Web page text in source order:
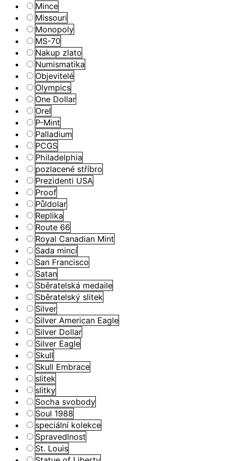
Mince
Missouri
Monopoly
MS-70
Nakup zlato
Numismatika
Objevitelé
Olympics
One Dollar
Orel
P-Mint
Palladium
PCGS
Philadelphia
pozlacené stříbro
Prezidenti USA
Proof
Půldolar
Replika
Route 66
Royal Canadian Mint
Sada mincí
San Francisco
Satan
Sběratelská medaile
Sběratelský slitek
Silver
Silver American Eagle
Silver Dollar
Silver Eagle
Skull
Skull Embrace
slitek
slitky
Socha svobody
Soul 1988
speciální kolekce
Spravedlnost
St. Louis